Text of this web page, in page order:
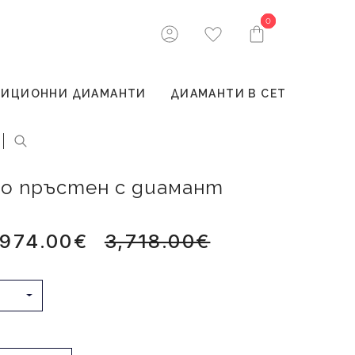
0
0
ДИАМАНТИ ДИАМАНТИ В СЕТ
пръстен с диамант
3,718.00€